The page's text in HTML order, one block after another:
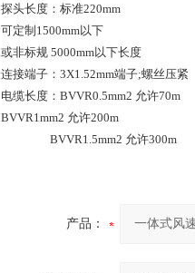
探头长度：标准220mm
可定制1500mm以下
或非标规 5000mm以下长度
连接端子：3X1.52mm端子;螺丝压紧
电缆长度：BVVR0.5mm2 允许70m
BVVR1mm2 允许200m
BVVR1.5mm2 允许300m
产品：